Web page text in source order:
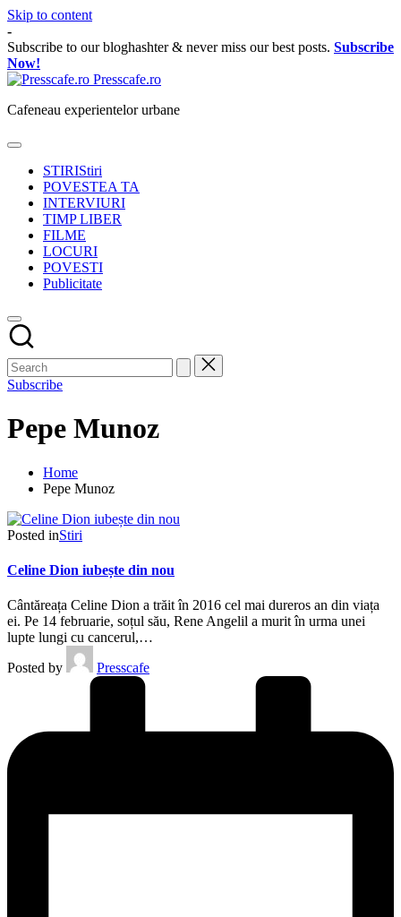
Skip to content
-
Subscribe to our bloghashter & never miss our best posts. Subscribe
Now!
Presscafe.ro
Cafeneau experientelor urbane
STIRIStiri
POVESTEA TA
INTERVIURI
TIMP LIBER
FILME
LOCURI
POVESTI
Publicitate
Subscribe
Pepe Munoz
Home
Pepe Munoz
Posted inStiri
Celine Dion iubește din nou
Cântăreața Celine Dion a trăit în 2016 cel mai dureros an din viața
ei. Pe 14 februarie, soțul său, Rene Angelil a murit în urma unei
lupte lungi cu cancerul,…
Posted by
Presscafe